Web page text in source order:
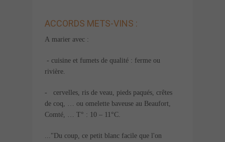
ACCORDS METS-VINS :
A marier avec :
- cuisine et fumets de qualité : ferme ou
rivière.
- cervelles, ris de veau, pieds paqués, crêtes
de coq, … ou omelette baveuse au Beaufort,
Comté, … T° : 10 – 11°C.
..."Du coup, ce petit blanc facile que l'on